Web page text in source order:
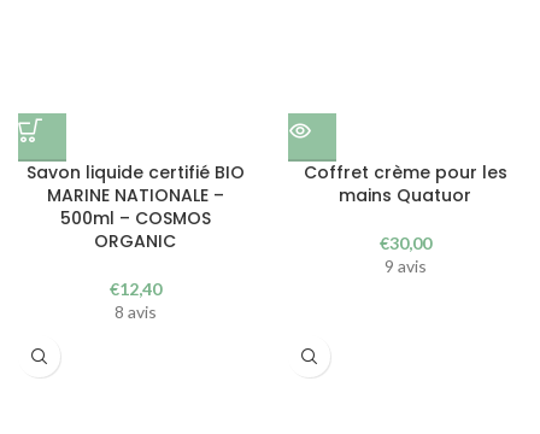
Savon liquide certifié BIO
MARINE NATIONALE –
500ml – COSMOS
ORGANIC
€12,40
8 avis
Coffret crème pour les
mains Quatuor
€30,00
9 avis